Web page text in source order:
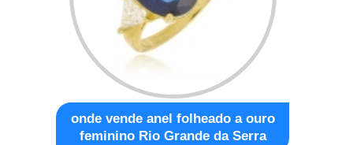
onde vende anel folheado a ouro
feminino Rio Grande da Serra